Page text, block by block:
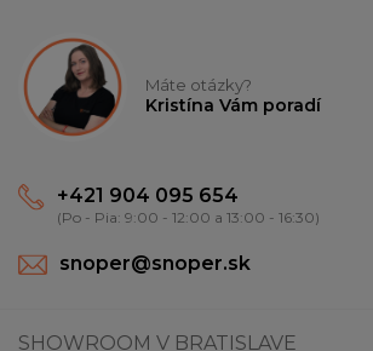
Máte otázky?
Kristína Vám poradí
+421 904 095 654
(Po - Pia: 9:00 - 12:00 a 13:00 - 16:30)
snoper@snoper.sk
SHOWROOM V BRATISLAVE